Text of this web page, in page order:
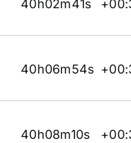
40h02m41s
40h06m54s
40h08m10s